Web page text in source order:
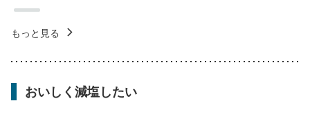
もっと見る
おいしく減塩したい